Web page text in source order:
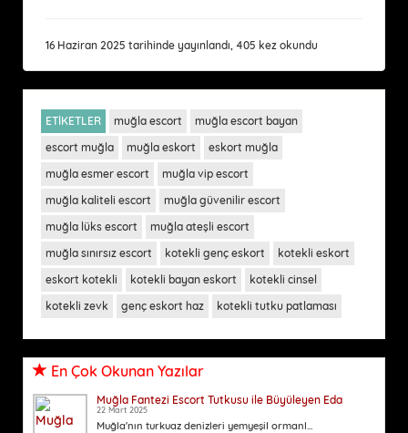
16 Haziran 2025 tarihinde yayınlandı, 405 kez okundu
ETİKETLER muğla escort
muğla escort bayan
escort muğla
muğla eskort
eskort muğla
muğla esmer escort
muğla vip escort
muğla kaliteli escort
muğla güvenilir escort
muğla lüks escort
muğla ateşli escort
muğla sınırsız escort
kotekli genç eskort
kotekli eskort
eskort kotekli
kotekli bayan eskort
kotekli cinsel
kotekli zevk
genç eskort haz kotekli tutku patlaması
En Çok Okunan Yazılar
Muğla Fantezi Escort Tutkusu ile Büyüleyen Eda
22 Mart 2025
Muğla'nın turkuaz denizleri yemyeşil ormanl...